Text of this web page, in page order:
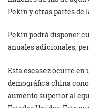
Pekín y otras partes de
Pekín podrá disponer
anuales adicionales,
Esta escasez ocurre
demográfica china
aumento superior al